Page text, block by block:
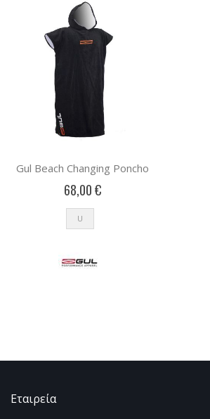
Gul Beach Changing Poncho
68,00 €
U
Εταιρεία